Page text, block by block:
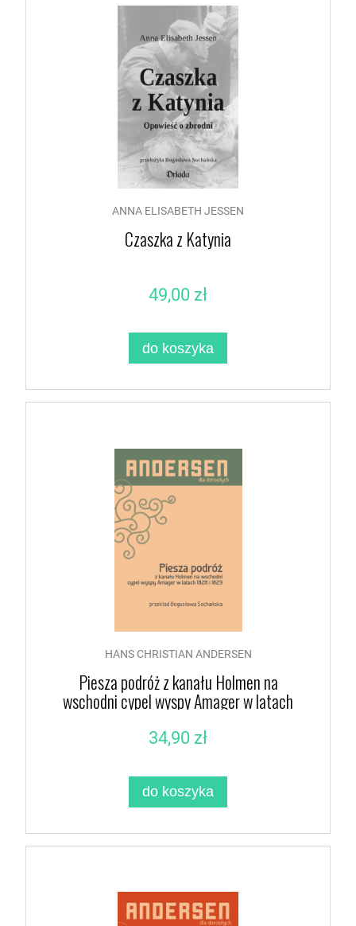
ANNA ELISABETH JESSEN
Czaszka z Katynia
49,00 zł
do koszyka
HANS CHRISTIAN ANDERSEN
Piesza podróż z kanału Holmen na
wschodni cypel wyspy Amager w latach
34,90 zł
do koszyka